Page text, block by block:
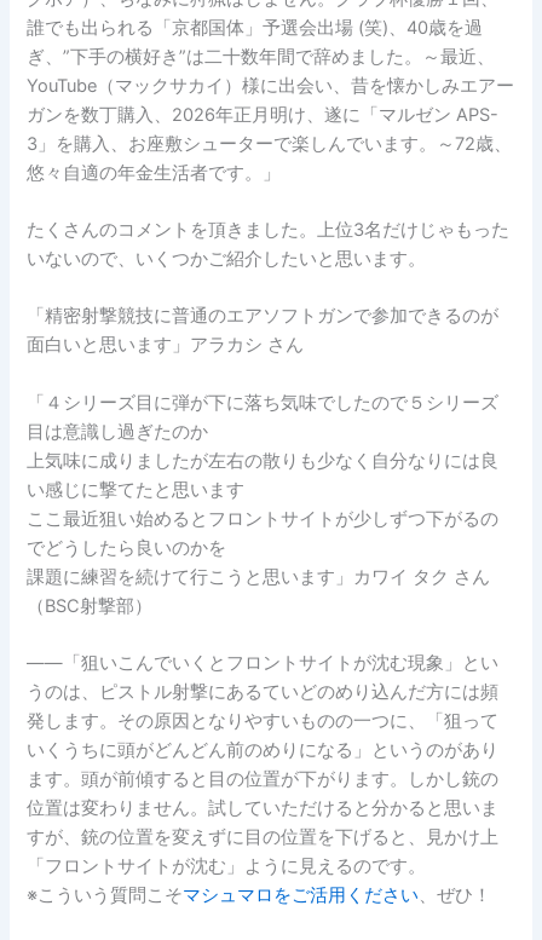
誰でも出られる「京都国体」予選会出場 (笑)、40歳を過
ぎ、”下手の横好き”は二十数年間で辞めました。～最近、
YouTube（マックサカイ）様に出会い、昔を懐かしみエアー
ガンを数丁購入、2026年正月明け、遂に「マルゼン APS-
3」を購入、お座敷シューターで楽しんでいます。～72歳、
悠々自適の年金生活者です。」
たくさんのコメントを頂きました。上位3名だけじゃもった
いないので、いくつかご紹介したいと思います。
「精密射撃競技に普通のエアソフトガンで参加できるのが
面白いと思います」アラカシ さん
「４シリーズ目に弾が下に落ち気味でしたので５シリーズ
目は意識し過ぎたのか
上気味に成りましたが左右の散りも少なく自分なりには良
い感じに撃てたと思います
ここ最近狙い始めるとフロントサイトが少しずつ下がるの
でどうしたら良いのかを
課題に練習を続けて行こうと思います」カワイ タク さん
（BSC射撃部）
――「狙いこんでいくとフロントサイトが沈む現象」とい
うのは、ピストル射撃にあるていどのめり込んだ方には頻
発します。その原因となりやすいものの一つに、「狙って
いくうちに頭がどんどん前のめりになる」というのがあり
ます。頭が前傾すると目の位置が下がります。しかし銃の
位置は変わりません。試していただけると分かると思いま
すが、銃の位置を変えずに目の位置を下げると、見かけ上
「フロントサイトが沈む」ように見えるのです。
※こういう質問こそマシュマロをご活用ください、ぜひ！